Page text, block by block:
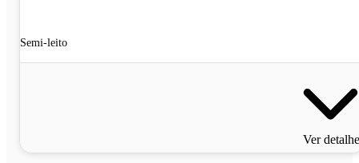
Semi-leito
Ver